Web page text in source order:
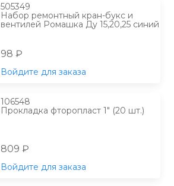
505349
Набор ремонтный кран-букс и
вентилей Ромашка Ду 15,20,25 синий
98 ₽
Войдите для заказа
106548
Прокладка фторопласт 1" (20 шт.)
809 ₽
Войдите для заказа